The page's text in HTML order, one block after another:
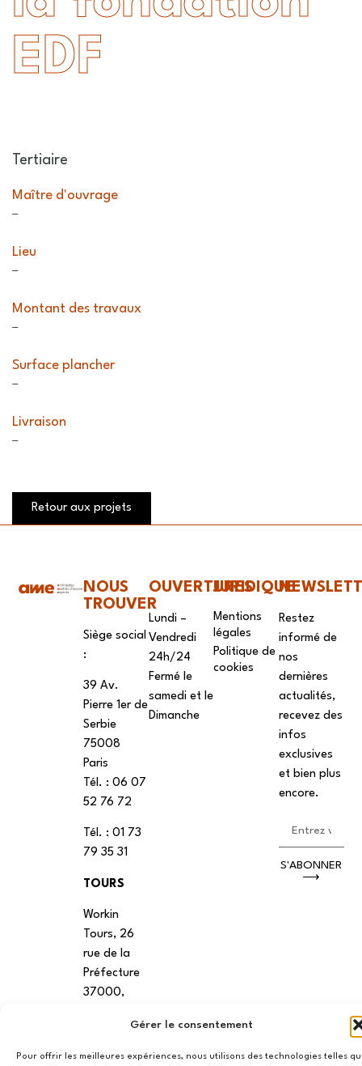
Gérer le consentement
Pour offrir les meilleures expériences, nous utilisons des technologies telles
EDF
Tertiaire
Maître d'ouvrage
–
Lieu
–
Montant des travaux
–
Surface plancher
–
Livraison
–
Retour aux projets
NOUS
TROUVER
Siège social
:
39 Av.
Pierre 1er de
Serbie
75008
Paris
Tél. : ‭06 07
52 76 72
Tél. : 01 73
79 35 31
TOURS
Workin
Tours, 26
rue de la
Préfecture
37000,
OUVERTURES
Lundi –
Vendredi
24h/24
Fermé le
samedi et le
Dimanche
JURIDIQUE
Mentions
légales
Politique de
cookies
Restez
informé de
nos
dernières
actualités,
recevez des
infos
exclusives
et bien plus
encore.
S'ABONNER
⟶